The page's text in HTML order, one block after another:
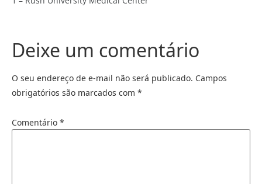
Deixe um comentário
O seu endereço de e-mail não será publicado. Campos
obrigatórios são marcados com *
Comentário *